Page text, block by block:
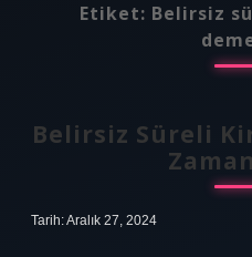
Etiket: Belirsiz
Belirsiz Süreli
Tarih: Aralık 27, 2024